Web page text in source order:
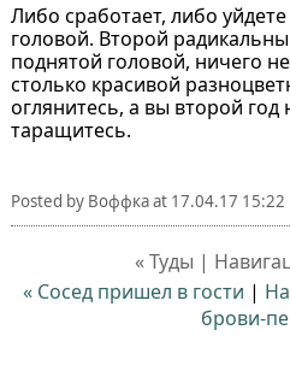
Либо сработает, либо
головой. Второй
поднятой головой, ничего
столько красивой
оглянитесь, а вы второй год
таращитесь.
Posted by Воффкаat 17.04.17 15:22
« Туды |
« Сосед пришел в гости |
брови-